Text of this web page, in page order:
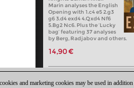
Marin analyses the English
Opening with 1.c4 e5 2.g3
g6 3.d4 exd4 4.Qxd4 Nf6
5.Bg2 Nc6. Plus the ‘Lucky
bag’ featuring 37 analyses
by Berg, Radjabov and others.
14,90 €
and marketing cookies may be used in